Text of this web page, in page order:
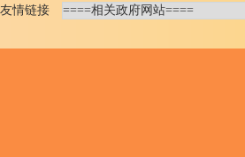
友情链接